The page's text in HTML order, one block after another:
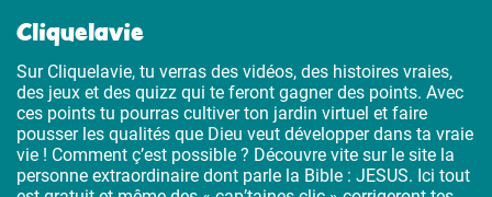
Cliquelavie
Sur Cliquelavie, tu verras des vidéos, des histoires vraies,
des jeux et des quizz qui te feront gagner des points. Avec
ces points tu pourras cultiver ton jardin virtuel et faire
pousser les qualités que Dieu veut développer dans ta vraie
vie ! Comment ç’est possible ? Découvre vite sur le site la
personne extraordinaire dont parle la Bible : JESUS. Ici tout